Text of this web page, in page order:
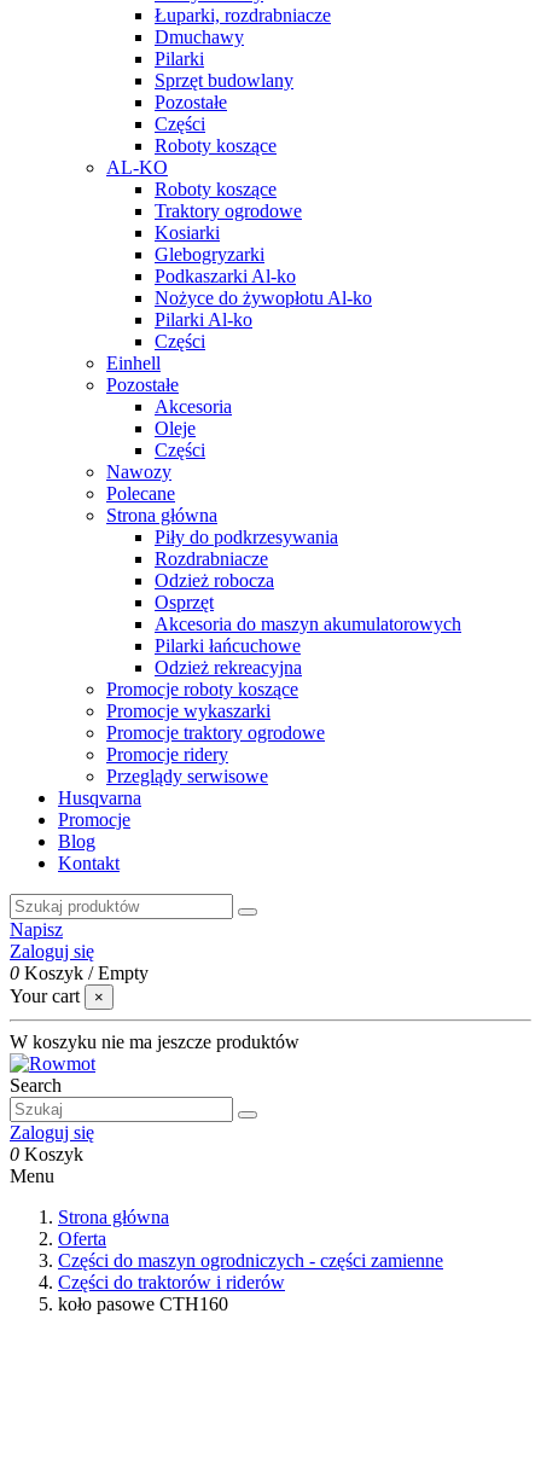
Łuparki, rozdrabniacze
Dmuchawy
Pilarki
Sprzęt budowlany
Pozostałe
Części
Roboty koszące
AL-KO
Roboty koszące
Traktory ogrodowe
Kosiarki
Glebogryzarki
Podkaszarki Al-ko
Nożyce do żywopłotu Al-ko
Pilarki Al-ko
Części
Einhell
Pozostałe
Akcesoria
Oleje
Części
Nawozy
Polecane
Strona główna
Piły do podkrzesywania
Rozdrabniacze
Odzież robocza
Osprzęt
Akcesoria do maszyn akumulatorowych
Pilarki łańcuchowe
Odzież rekreacyjna
Promocje roboty koszące
Promocje wykaszarki
Promocje traktory ogrodowe
Promocje ridery
Przeglądy serwisowe
Husqvarna
Promocje
Blog
Kontakt
Napisz
Zaloguj się
0 Koszyk /Empty
Your cart
×
W koszyku nie ma jeszcze produktów
Search
Zaloguj się
0 Koszyk
Menu
Strona główna
Oferta
Części do maszyn ogrodniczych - części zamienne
Części do traktorów i riderów
koło pasowe CTH160